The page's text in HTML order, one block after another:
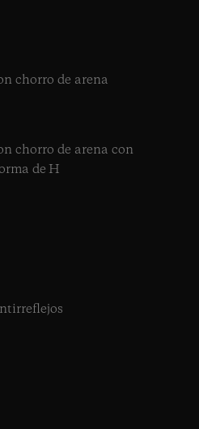
chorro de arena
chorro de arena con
de H